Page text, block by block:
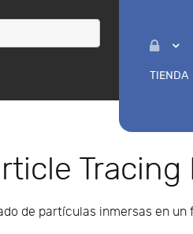
TIENDA
de partículas inmersas en